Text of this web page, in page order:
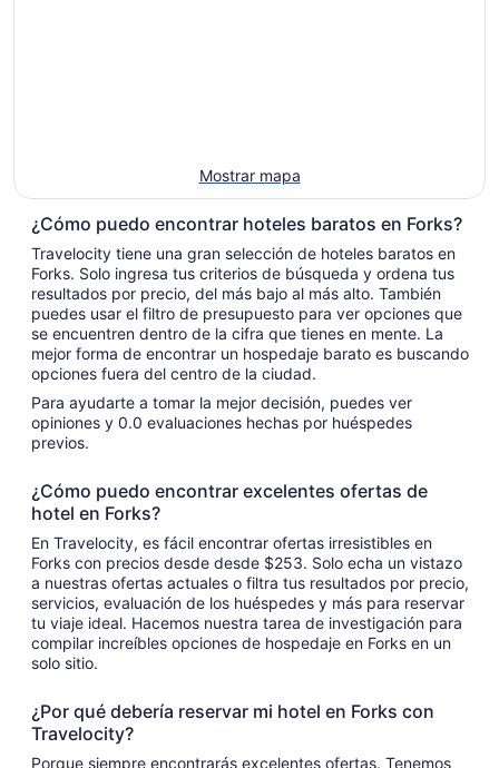
Mostrar mapa
¿Cómo puedo encontrar hoteles baratos en Forks?
Travelocity tiene una gran selección de hoteles baratos en
Forks. Solo ingresa tus criterios de búsqueda y ordena tus
resultados por precio, del más bajo al más alto. También
puedes usar el filtro de presupuesto para ver opciones que
se encuentren dentro de la cifra que tienes en mente. La
mejor forma de encontrar un hospedaje barato es buscando
opciones fuera del centro de la ciudad.
Para ayudarte a tomar la mejor decisión, puedes ver
opiniones y 0.0 evaluaciones hechas por huéspedes
previos.
¿Cómo puedo encontrar excelentes ofertas de
hotel en Forks?
En Travelocity, es fácil encontrar ofertas irresistibles en
Forks con precios desde desde $253. Solo echa un vistazo
a nuestras ofertas actuales o filtra tus resultados por precio,
servicios, evaluación de los huéspedes y más para reservar
tu viaje ideal. Hacemos nuestra tarea de investigación para
compilar increíbles opciones de hospedaje en Forks en un
solo sitio.
¿Por qué debería reservar mi hotel en Forks con
Travelocity?
Porque siempre encontrarás excelentes ofertas. Tenemos